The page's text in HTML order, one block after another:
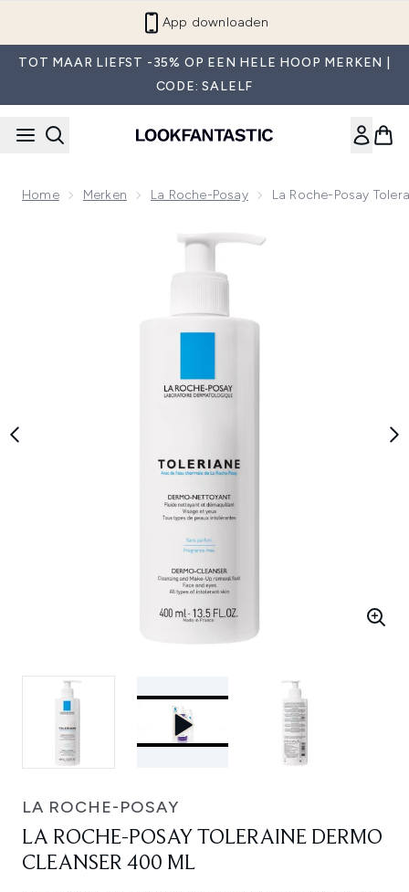
App downloaden
TOT MAAR LIEFST -35% OP EEN HELE HOOP MERKEN |
CODE: SALELF
Home Merken La Roche-Posay La Roche-Posay
LA ROCHE-POSAY
LA ROCHE-POSAY TOLERAINE DERMO
CLEANSER 400 ML